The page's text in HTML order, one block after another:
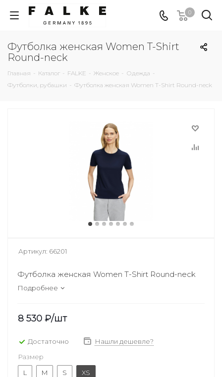
0
Футболка женская Women T-Shirt
Round-neck
Главная - Каталог - FALKE - Женское - Одежда -
Футболки, рубашки - Футболка женская Women T-Shirt Round-neck
Артикул: 66201
Футболка женская Women T-Shirt Round-neck
Подробнее
8 530 ₽/шт
Достаточно
Нашли дешевле?
Размер
L
M S XS